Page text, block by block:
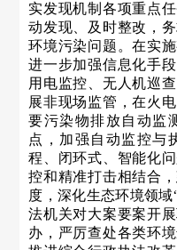
实发现机制各项重点
动发现、及时整改，
环境污染问题。在实
进一步加强信息化手
用电监控、无人机巡
展非现场监管，在火
要污染物排放自动监
点，加强自动监控与
程、闭环式、智能化
控和精准打击相结合
度，深化生态环境领
法机关对大案要案开
办，严厉查处各类环